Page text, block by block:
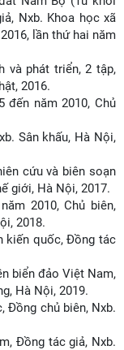
Nxb. Khoa học xã
lần thứ hai năm
và phát triển, 2 tập,
2016.
đến năm 2010, Chủ
Sân khấu, Hà Nội,
cứu và biên soạn
giới, Hà Nội, 2017.
2010, Chủ biên,
2018.
kiến quốc, Đồng tác
biển đảo Việt Nam,
Hà Nội, 2019.
Đồng chủ biên, Nxb.
Đồng tác giả, Nxb.